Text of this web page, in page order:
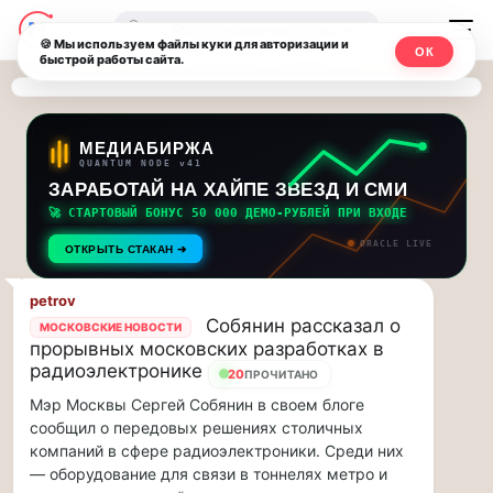
Последние
новости
и
обновления
потока:
Друзья,
приглашаем
на
музыкальную
прогулку
по
Москве
Чайковского!…
Друзья,
приглашаем
на
музыкальную
Москвичи.net
—
Главный
столичный
чат-
мессенджер,
новости
и
инсайды
Москвы
🔍
МЕДИАБИРЖА
QUANTUM NODE v41
ЗАРАБОТАЙ НА ХАЙПЕ ЗВЕЗД И СМИ
🚀 СТАРТОВЫЙ БОНУС 50 000 ДЕМО-РУБЛЕЙ ПРИ ВХОДЕ
ОТКРЫТЬ СТАКАН ➔ ORACLE LIVE
petrov
МОСКОВСКИЕ НОВОСТИ
Собянин рассказал о
прорывных московских разработках в
радиоэлектронике
20ПРОЧИТАНО
Мэр Москвы Сергей Собянин в своем блоге
сообщил о передовых решениях столичных
компаний в сфере радиоэлектроники. Среди них
— оборудование для связи в тоннелях метро и
🍪 Мы используем файлы куки для авторизации и
быстрой работы сайта.
ОК